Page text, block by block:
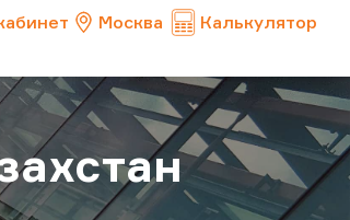
Москва Калькулятор